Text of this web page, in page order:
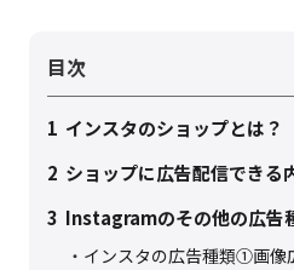
目次
1 インスタのショップとは？
2 ショップに広告配信できる
3 Instagramのその他の広告
インスタの広告種類①画像